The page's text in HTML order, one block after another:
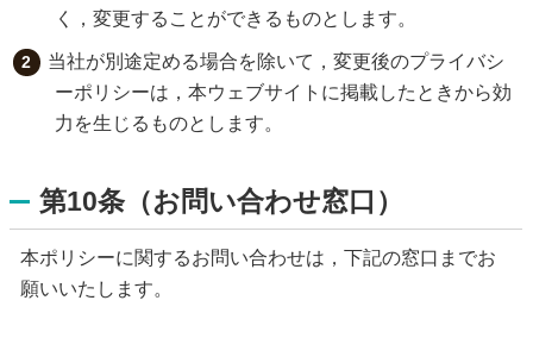
く，変更することができるものとします。
当社が別途定める場合を除いて，変更後のプライバシ
ーポリシーは，本ウェブサイトに掲載したときから効
力を生じるものとします。
第10条（お問い合わせ窓口）
本ポリシーに関するお問い合わせは，下記の窓口までお
願いいたします。